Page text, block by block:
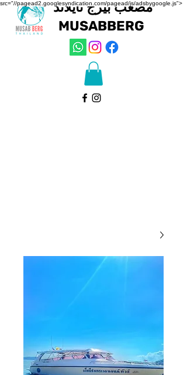
src="//pagead2.googlesyndication.com/pagead/js/adsbygoogle.js">
مصعب بيرج تايلاند
MUSABBERG